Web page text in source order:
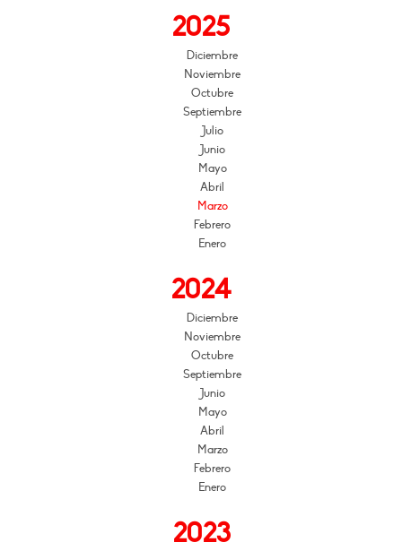
2025
Diciembre
Noviembre
Octubre
Septiembre
Julio
Junio
Mayo
Abril
Marzo
Febrero
Enero
2024
Diciembre
Noviembre
Octubre
Septiembre
Junio
Mayo
Abril
Marzo
Febrero
Enero
2023